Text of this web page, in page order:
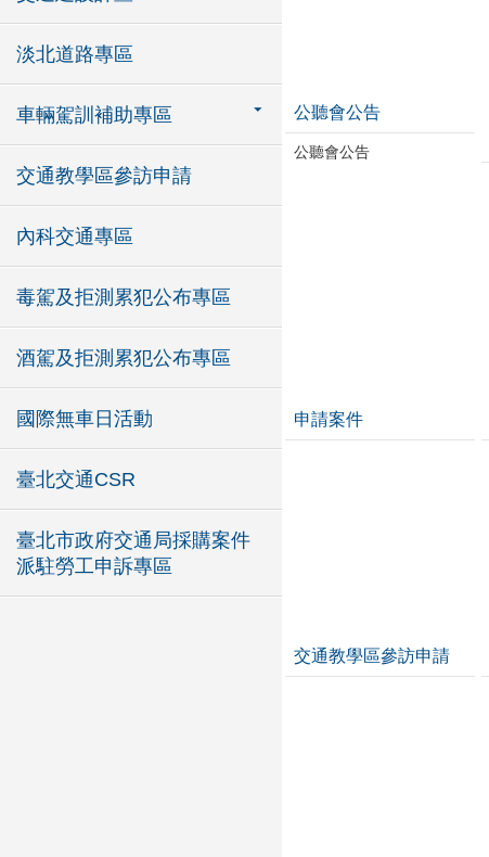
淡北道路專區
車輛駕訓補助專區
交通教學區參訪申請
內科交通專區
毒駕及拒測累犯公布專區
酒駕及拒測累犯公布專區
國際無車日活動
臺北交通CSR
臺北市政府交通局採購案件
派駐勞工申訴專區
公聽會公告
公聽會公告
申請案件
交通教學區參訪申請